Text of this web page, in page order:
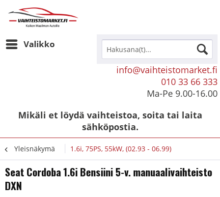
Valikko
info@vaihteistomarket.fi
010 33 66 333
Ma-Pe 9.00-16.00
Mikäli et löydä vaihteistoa, soita tai laita
sähköpostia.
Yleisnäkymä 1.6i, 75PS, 55kW, (02.93 - 06.99)
Seat Cordoba 1.6i Bensiini 5-v. manuaalivaihteisto
DXN